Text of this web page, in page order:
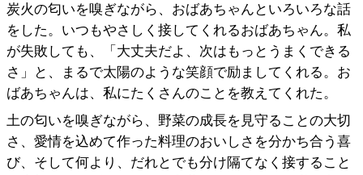
炭火の匂いを嗅ぎながら、おばあちゃんといろいろな話
をした。いつもやさしく接してくれるおばあちゃん。私
が失敗しても、「大丈夫だよ、次はもっとうまくできる
さ」と、まるで太陽のような笑顔で励ましてくれる。お
ばあちゃんは、私にたくさんのことを教えてくれた。
土の匂いを嗅ぎながら、野菜の成長を見守ることの大切
さ、愛情を込めて作った料理のおいしさを分かち合う喜
び、そして何より、だれとでも分け隔てなく接すること